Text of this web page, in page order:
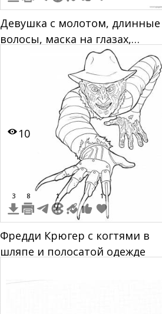
Девушка с молотом, длинные
волосы, маска на глазах,
полосатая одежда, сапоги до
10
3 8 1 1
Фредди Крюгер с когтями в
шляпе и полосатой одежде